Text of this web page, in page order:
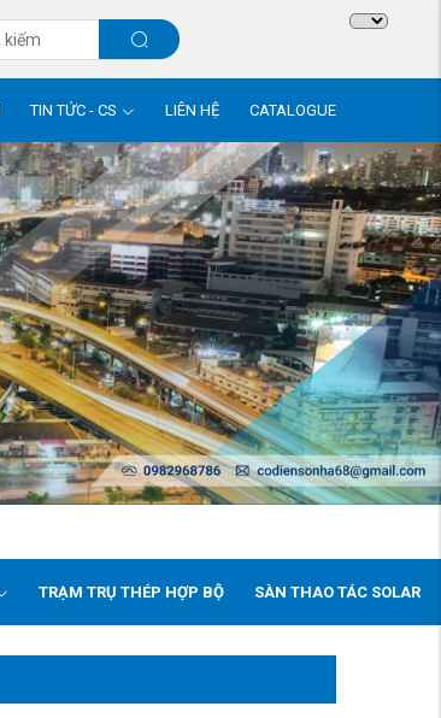
TIN TỨC - CS LIÊN HỆ CATALOGUE
TRẠM TRỤ THÉP HỢP BỘ SÀN THAO TÁC SOLAR